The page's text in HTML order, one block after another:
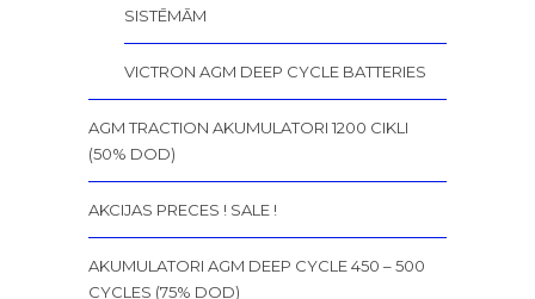
SISTĒMĀM
VICTRON AGM DEEP CYCLE BATTERIES
AGM TRACTION AKUMULATORI 1200 CIKLI
(50% DOD)
AKCIJAS PRECES ! SALE !
AKUMULATORI AGM DEEP CYCLE 450 – 500
CYCLES (75% DOD)